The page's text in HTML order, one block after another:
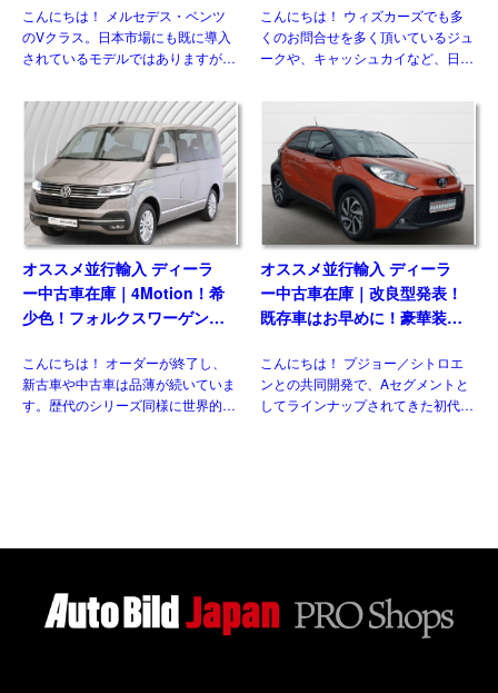
ス V300d アバンギャルド ロ
ング 4Matic 9G-Tronic 左ハ
ンドル
こんにちは！ メルセデス・ベンツ
のVクラス。日本市場にも既に導入
されているモデルではありますが、
的な仕様があるのをご存じですか？
新世代ダウンサイジングユニットに
統一、クラス最強となるパワ […]
ハンドル
こんにちは！ ウィズカーズでも多
くのお問合せを多く頂いているジュ
ークや、キャッシュカイなど、日本
のLCV、NV300（NISSAN NV300
オススメ並行輸入 ディーラ
ー中古車在庫｜4Motion！希
少色！フォルクスワーゲン
Six SWB 2.0TDI 204PS 7人
乗り 7DSG 左ハンドル
こんにちは！ オーダーが終了し、
新古車や中古車は品薄が続いていま
す。歴代のシリーズ同様に世界的に
オススメ並行輸入 ディーラ
ー中古車在庫｜改良型発表！
既存車はお早めに！豪華装備
ゴX パルス 1.0VVT-i CVT 左
ハンドル
こんにちは！ プジョー／シトロエ
ンとの共同開発で、Aセグメントと
してラインナップされてきた初代と